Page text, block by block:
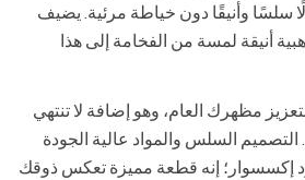
سلسًا وأنيقًا دون خياطة مرئية. يضيف
أنيقة لمسة من الفخامة إلى هذا
مظهرك العام، وهو إضافة لا تنتهي
التصميم السلس والمواد عالية الجودة
إكسسوار؛ إنه قطعة مميزة تعكس ذوقك